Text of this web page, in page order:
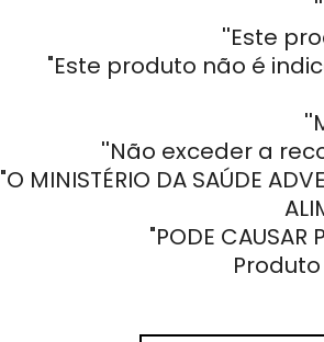
''Este
"Este produto não é
''Não exceder a
"O MINISTÉRIO DA SAÚDE
"PODE CAUSAR